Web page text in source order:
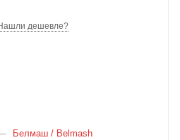
дешевле?
Белмаш / Belmash